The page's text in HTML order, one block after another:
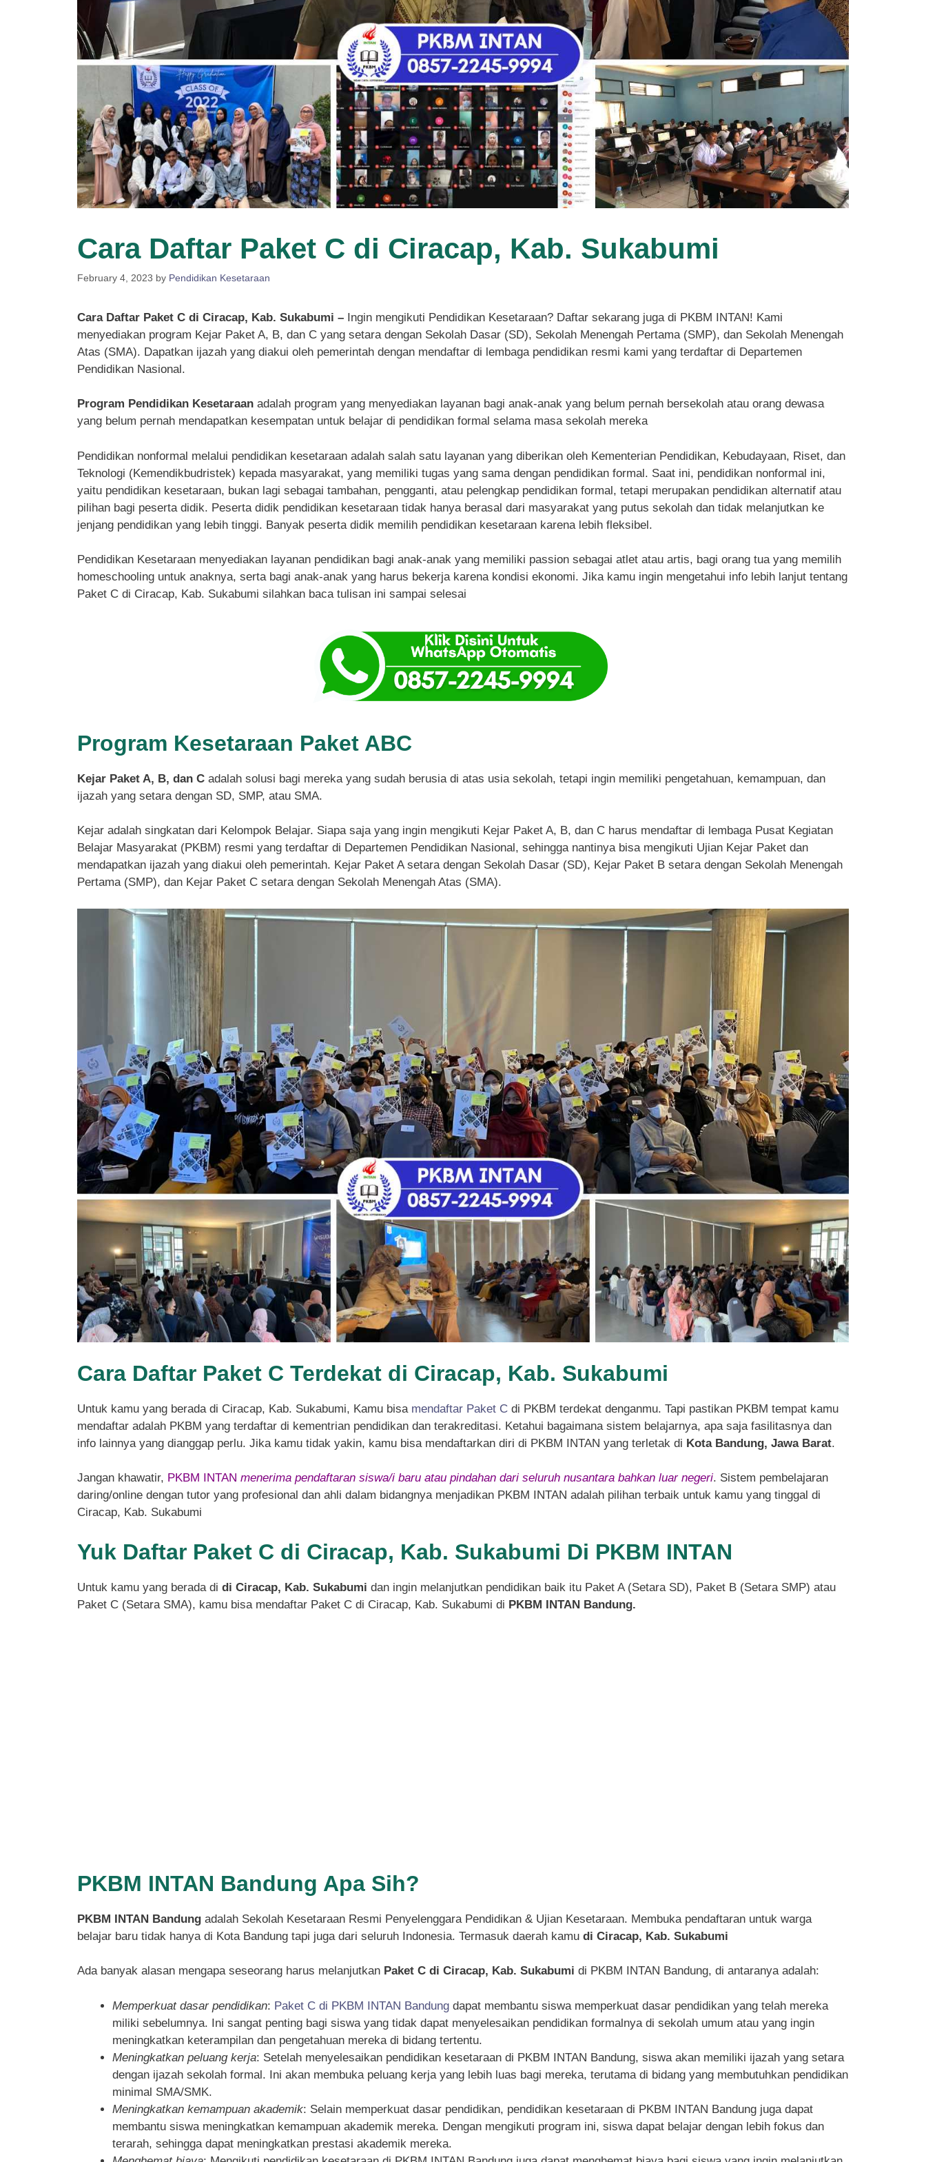
Cara Daftar Paket C di Ciracap, Kab. Sukabumi
February 4, 2023 by Pendidikan Kesetaraan
Cara Daftar Paket C di Ciracap, Kab. Sukabumi – Ingin mengikuti Pendidikan Kesetaraan? Daftar sekarang juga di PKBM INTAN! Kami
menyediakan program Kejar Paket A, B, dan C yang setara dengan Sekolah Dasar (SD), Sekolah Menengah Pertama (SMP), dan Sekolah Menengah
Atas (SMA). Dapatkan ijazah yang diakui oleh pemerintah dengan mendaftar di lembaga pendidikan resmi kami yang terdaftar di Departemen
Pendidikan Nasional.
Program Pendidikan Kesetaraan adalah program yang menyediakan layanan bagi anak-anak yang belum pernah bersekolah atau orang dewasa
yang belum pernah mendapatkan kesempatan untuk belajar di pendidikan formal selama masa sekolah mereka
Pendidikan nonformal melalui pendidikan kesetaraan adalah salah satu layanan yang diberikan oleh Kementerian Pendidikan, Kebudayaan, Riset, dan
Teknologi (Kemendikbudristek) kepada masyarakat, yang memiliki tugas yang sama dengan pendidikan formal. Saat ini, pendidikan nonformal ini,
yaitu pendidikan kesetaraan, bukan lagi sebagai tambahan, pengganti, atau pelengkap pendidikan formal, tetapi merupakan pendidikan alternatif atau
pilihan bagi peserta didik. Peserta didik pendidikan kesetaraan tidak hanya berasal dari masyarakat yang putus sekolah dan tidak melanjutkan ke
jenjang pendidikan yang lebih tinggi. Banyak peserta didik memilih pendidikan kesetaraan karena lebih fleksibel.
Pendidikan Kesetaraan menyediakan layanan pendidikan bagi anak-anak yang memiliki passion sebagai atlet atau artis, bagi orang tua yang memilih
homeschooling untuk anaknya, serta bagi anak-anak yang harus bekerja karena kondisi ekonomi. Jika kamu ingin mengetahui info lebih lanjut tentang
Paket C di Ciracap, Kab. Sukabumi silahkan baca tulisan ini sampai selesai
Program Kesetaraan Paket ABC
Kejar Paket A, B, dan C adalah solusi bagi mereka yang sudah berusia di atas usia sekolah, tetapi ingin memiliki pengetahuan, kemampuan, dan
ijazah yang setara dengan SD, SMP, atau SMA.
Kejar adalah singkatan dari Kelompok Belajar. Siapa saja yang ingin mengikuti Kejar Paket A, B, dan C harus mendaftar di lembaga Pusat Kegiatan
Belajar Masyarakat (PKBM) resmi yang terdaftar di Departemen Pendidikan Nasional, sehingga nantinya bisa mengikuti Ujian Kejar Paket dan
mendapatkan ijazah yang diakui oleh pemerintah. Kejar Paket A setara dengan Sekolah Dasar (SD), Kejar Paket B setara dengan Sekolah Menengah
Pertama (SMP), dan Kejar Paket C setara dengan Sekolah Menengah Atas (SMA).
Cara Daftar Paket C Terdekat di Ciracap, Kab. Sukabumi
Untuk kamu yang berada di Ciracap, Kab. Sukabumi, Kamu bisa mendaftar Paket C di PKBM terdekat denganmu. Tapi pastikan PKBM tempat kamu
mendaftar adalah PKBM yang terdaftar di kementrian pendidikan dan terakreditasi. Ketahui bagaimana sistem belajarnya, apa saja fasilitasnya dan
info lainnya yang dianggap perlu. Jika kamu tidak yakin, kamu bisa mendaftarkan diri di PKBM INTAN yang terletak di Kota Bandung, Jawa Barat.
Jangan khawatir, PKBM INTAN menerima pendaftaran siswa/i baru atau pindahan dari seluruh nusantara bahkan luar negeri. Sistem pembelajaran
daring/online dengan tutor yang profesional dan ahli dalam bidangnya menjadikan PKBM INTAN adalah pilihan terbaik untuk kamu yang tinggal di
Ciracap, Kab. Sukabumi
Yuk Daftar Paket C di Ciracap, Kab. Sukabumi Di PKBM INTAN
Untuk kamu yang berada di di Ciracap, Kab. Sukabumi dan ingin melanjutkan pendidikan baik itu Paket A (Setara SD), Paket B (Setara SMP) atau
Paket C (Setara SMA), kamu bisa mendaftar Paket C di Ciracap, Kab. Sukabumi di PKBM INTAN Bandung.
PKBM INTAN Bandung Apa Sih?
PKBM INTAN Bandung adalah Sekolah Kesetaraan Resmi Penyelenggara Pendidikan & Ujian Kesetaraan. Membuka pendaftaran untuk warga
belajar baru tidak hanya di Kota Bandung tapi juga dari seluruh Indonesia. Termasuk daerah kamu di Ciracap, Kab. Sukabumi
Ada banyak alasan mengapa seseorang harus melanjutkan Paket C di Ciracap, Kab. Sukabumi di PKBM INTAN Bandung, di antaranya adalah:
Memperkuat dasar pendidikan: Paket C di PKBM INTAN Bandung dapat membantu siswa memperkuat dasar pendidikan yang telah mereka
miliki sebelumnya. Ini sangat penting bagi siswa yang tidak dapat menyelesaikan pendidikan formalnya di sekolah umum atau yang ingin
meningkatkan keterampilan dan pengetahuan mereka di bidang tertentu.
Meningkatkan peluang kerja: Setelah menyelesaikan pendidikan kesetaraan di PKBM INTAN Bandung, siswa akan memiliki ijazah yang setara
dengan ijazah sekolah formal. Ini akan membuka peluang kerja yang lebih luas bagi mereka, terutama di bidang yang membutuhkan pendidikan
minimal SMA/SMK.
Meningkatkan kemampuan akademik: Selain memperkuat dasar pendidikan, pendidikan kesetaraan di PKBM INTAN Bandung juga dapat
membantu siswa meningkatkan kemampuan akademik mereka. Dengan mengikuti program ini, siswa dapat belajar dengan lebih fokus dan
terarah, sehingga dapat meningkatkan prestasi akademik mereka.